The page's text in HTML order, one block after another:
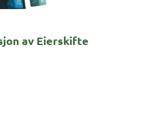
av Eierskifte